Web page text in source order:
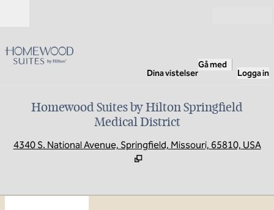
Dina vistelser
Gå med
Logga in
Homewood Suites by Hilton Springfield
Medical District
4340 S. National Avenue, Springfield, Missouri, 65810, USA